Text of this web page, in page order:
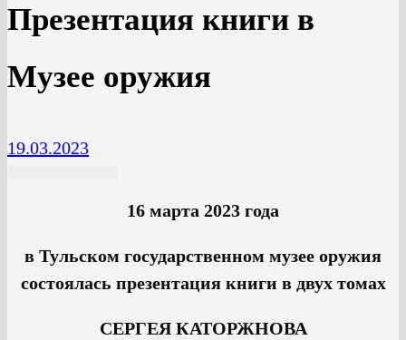
Презентация книги в
Музее оружия
19.03.2023
16 марта 2023 года
в Тульском государственном музее оружия
состоялась презентация книги в двух томах
СЕРГЕЯ КАТОРЖНОВА